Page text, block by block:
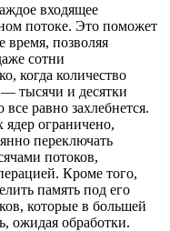
входящее
потоке. Это поможет
время, позволяя
сотни
когда количество
тысячи и десятки
равно захлебнется.
ядер ограничено,
переключать
потоков,
Кроме того,
память под его
которые в большей
ожидая обработки.